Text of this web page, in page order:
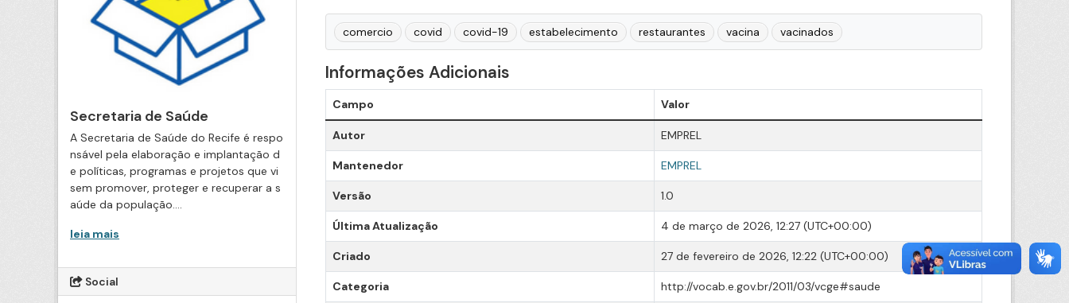
Secretaria de Saúde
A Secretaria de Saúde do Recife é respo
nsável pela elaboração e implantação d
e políticas, programas e projetos que vi
sem promover, proteger e recuperar a s
aúde da população....
leia mais
Social
comercio covid covid-19 estabelecimento restaurantes vacina vacinados
Informações Adicionais
Campo Valor
Autor EMPREL
Mantenedor EMPREL
Versão 1.0
Última Atualização 4 de março de 2026, 12:27 (UTC+00:00)
Criado 27 de fevereiro de 2026, 12:22 (UTC+00:00)
Categoria http://vocab.e.gov.br/2011/03/vcge#saude